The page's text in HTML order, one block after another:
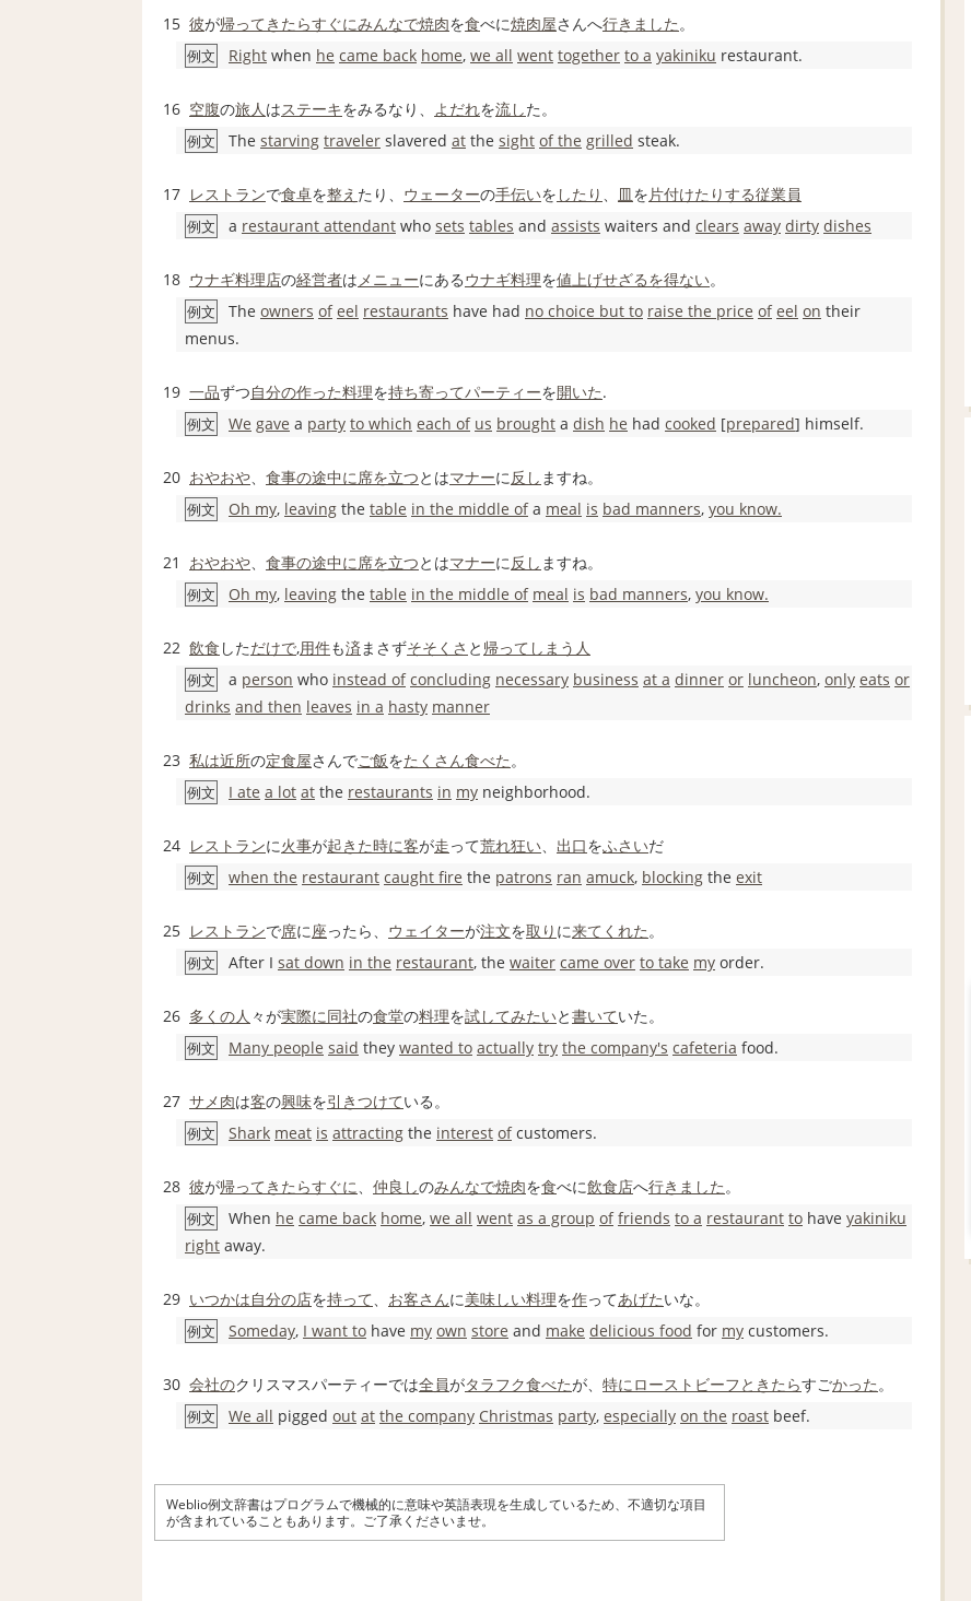
15 彼が帰ってきたらすぐにみんなで焼肉を食べに焼肉屋さんへ行きました。
例文 Right when he came back home, we all went together to a yakiniku restaurant.
16 空腹の旅人はステーキをみるなり、 よだれを流した。
例文 The starving traveler slavered at the sight of the grilled steak.
17 レストランで食卓を整え たり、 ウェーターの手伝いを したり 、 皿を片付けたりする従業員
例文 a restaurant attendant who sets tables and assists waiters and clears away dirty dishes
18 ウナギ料理店の経営者はメニューにあるウナギ料理を値上げせざるを得ない。
例文 The owners of eel restaurants have had no choice but to raise the price of eel on their
menus.
19 一品ずつ自分の作った料理を持ち寄ってパーティーを開いた.
例文 We gave a party to which each of us brought a dish he had cooked [prepared] himself.
20 おやおや、 食事の途中に席を立つとはマナーに反し ますね。
例文 Oh my, leaving the table in the middle ofa meal is bad manners, you know.
21 おやおや、 食事の途中に席を立つとはマナーに反し ますね。
例文 Oh my, leaving the table in the middle of meal is bad manners, you know.
22 飲食 しただけで,用件も済まさずそそくさ と 帰って しまう 人
例文 a person who instead of concluding necessary business at a dinner or luncheon, only eats or
drinks and then leaves in a hasty manner
23 私は近所の定食屋さんでご飯をたくさん食べた。
例文 I ate a lot at the restaurants in my neighborhood.
24 レストランに火事が起きた時に客が走って荒れ狂い、 出口をふさいだ
例文 when the restaurant caught fire the patrons ran amuck, blocking the exit
25 レストランで席に座ったら、 ウェイターが注文を取り に来て くれた。
例文 After I sat down in the restaurant, the waiter came over to take my order.
26 多くの人 々が実際に同社の食堂の料理を試してみたいと書いていた。
例文 Many people said they wanted to actually try the company's cafeteria food.
27 サメ肉は客の興味を引きつけている。
例文 Shark meat is attracting the interest ofcustomers.
28 彼が帰ってきたらすぐに、 仲良しのみんなで焼肉を食べに飲食店へ行きました。
例文 When he came back home, we all went as a group of friends to a restaurant to have yakiniku
right away.
29 いつかは自分の店を持って、 お客さんに美味しい料理を作ってあげたいな。
例文 Someday, I want to have my own store and make delicious food for my customers.
30 会社のクリスマスパーティーでは全員がタラフク食べたが、 特にローストビーフ ときたらすごかった。
例文 We all pigged out at the company Christmas party, especially on the roast beef.
Weblio例文辞書はプログラムで機械的に意味や英語表現を生成しているため、不適切な項目
が含まれていることもあります。ご了承くださいませ。